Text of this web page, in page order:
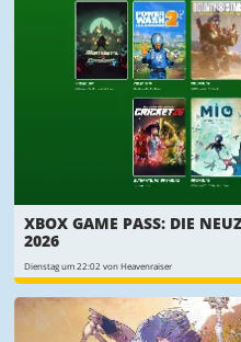
XBOX GAME PASS: DIE
2026
Dienstag um 22:02 von Heavenraiser